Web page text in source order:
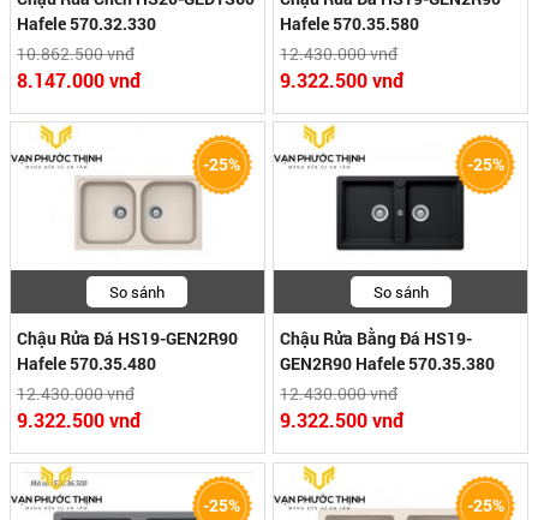
Hafele 570.32.330
10.862.500 vnđ
8.147.000 vnđ
Hafele 570.35.580
12.430.000 vnđ
9.322.500 vnđ
So sánh
Chậu Rửa Đá HS19-GEN2R90
Hafele 570.35.480
12.430.000 vnđ
9.322.500 vnđ
-25%
So sánh
Chậu Rửa Bằng Đá HS19-
GEN2R90 Hafele 570.35.380
12.430.000 vnđ
9.322.500 vnđ
-25%
-25% -25%